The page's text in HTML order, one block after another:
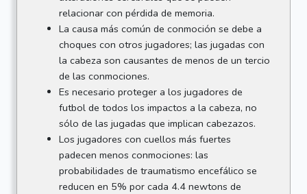
relacionar con pérdida de memoria.
La causa más común de conmoción se debe a
choques con otros jugadores; las jugadas con
la cabeza son causantes de menos de un tercio
de las conmociones.
Es necesario proteger a los jugadores de
futbol de todos los impactos a la cabeza, no
sólo de las jugadas que implican cabezazos.
Los jugadores con cuellos más fuertes
padecen menos conmociones: las
probabilidades de traumatismo encefálico se
reducen en 5% por cada 4.4 newtons de